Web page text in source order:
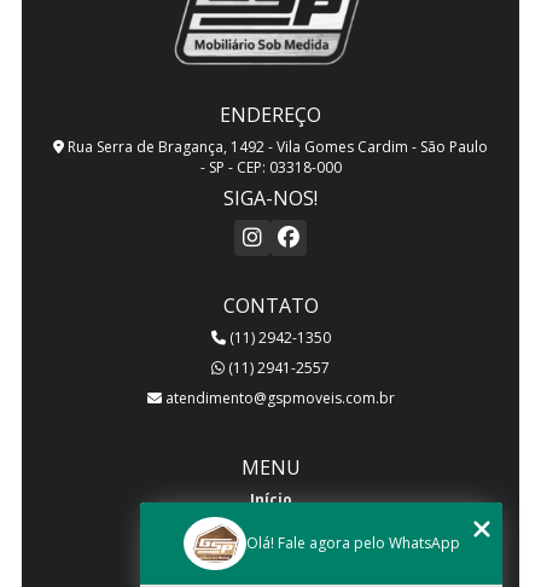
ENDEREÇO
Rua Serra de Bragança, 1492 - Vila Gomes Cardim - São Paulo
- SP - CEP: 03318-000
SIGA-NOS!
CONTATO
(11) 2942-1350
(11) 2941-2557
atendimento@gspmoveis.com.br
MENU
Início
Quem somos
Olá! Fale agora pelo WhatsApp